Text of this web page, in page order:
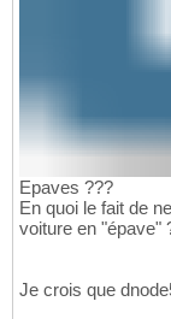
Epaves ???
En quoi le fait de
voiture en "épave"
Je crois que